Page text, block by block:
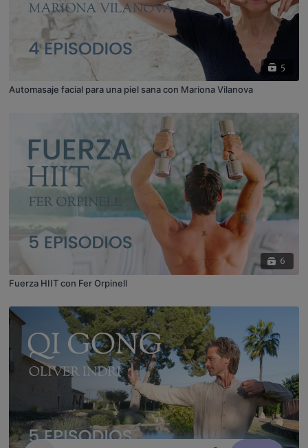
5
Automasaje facial para una piel sana con Mariona Vilanova
6
Fuerza HIIT con Fer Orpinell